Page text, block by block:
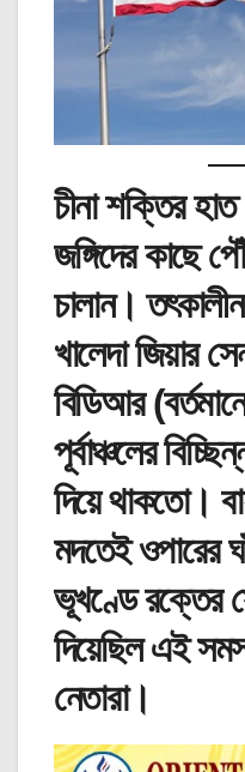
চীনা শক্তির হাত
জঙ্গিদের কাছে
চালান।
খালেদা জিয়ার
বিডিআর
পূর্বাঞ্চলের
দিয়ে থাকতো।
মদতেই ওপারের
ভূখণ্ডে রক্তের
দিয়েছিল এই
নেতারা।